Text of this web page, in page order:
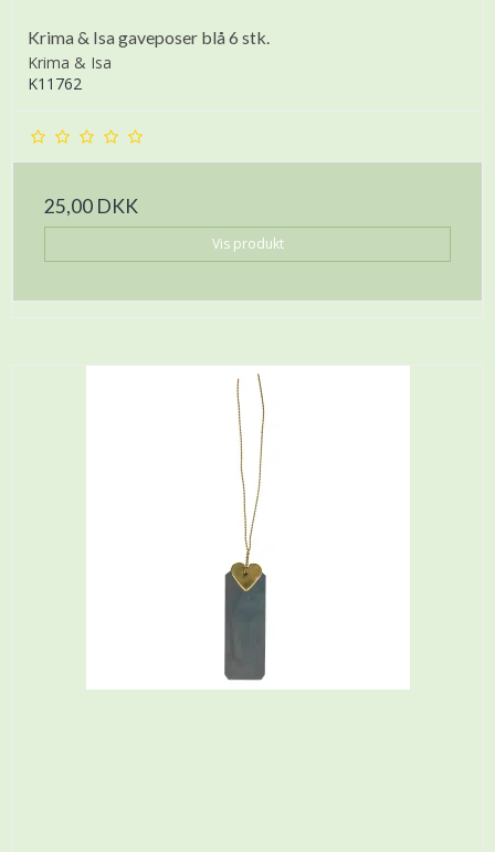
Krima & Isa gaveposer blå 6 stk.
Krima & Isa
K11762
25,00 DKK
Vis produkt